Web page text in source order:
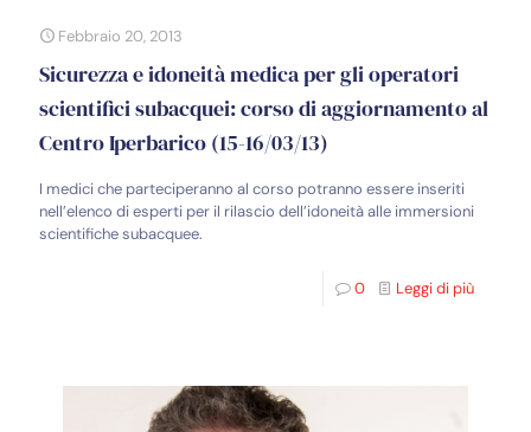
Febbraio 20, 2013
Sicurezza e idoneità medica per gli operatori
scientifici subacquei: corso di aggiornamento al
Centro Iperbarico (15-16/03/13)
I medici che parteciperanno al corso potranno essere inseriti
nell’elenco di esperti per il rilascio dell’idoneità alle immersioni
scientifiche subacquee.
0 Leggi di più